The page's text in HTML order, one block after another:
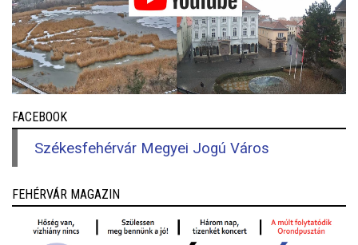
FACEBOOK
Székesfehérvár Megyei Jogú Város
FEHÉRVÁR MAGAZIN